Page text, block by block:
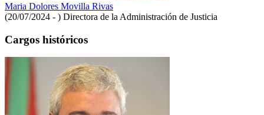
Maria Dolores Movilla Rivas
(20/07/2024 - ) Directora de la Administración de Justicia
Cargos históricos